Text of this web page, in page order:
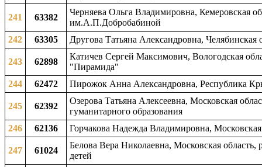
241 63382
Черняева Ольга Владимировна, Кемеровская
им.А.П.Добробабиной
242
63305 Другова Татьяна Александровна,
243 62898
Катичев Сергей Максимович, Вологодская
"Пирамида"
244
62472 Пирожок Анна Александровна, Республика
245 62392
Озерова Татьяна Алексеевна, Московская
гуманитарного образования
246
62136 Горчакова Надежда Владимировна,
247 61024
Белова Вера Николаевна, Московская
детей